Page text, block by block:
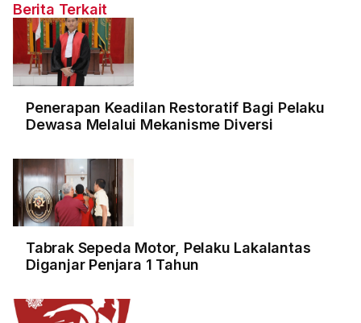
Berita Terkait
Penerapan Keadilan Restoratif Bagi Pelaku
Dewasa Melalui Mekanisme Diversi
Tabrak Sepeda Motor, Pelaku Lakalantas
Diganjar Penjara 1 Tahun